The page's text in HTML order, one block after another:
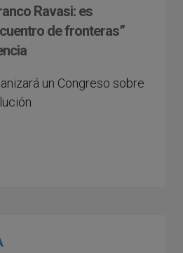
Ravasi: es
de fronteras”
un Congreso sobre